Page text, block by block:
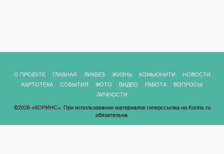
О ПРОЕКТЕ ГЛАВНАЯ ЛИКБЕЗ ЖИЗНЬ КОМЬЮНИТИ
НОВОСТИ
КАРТОТЕКА
СОБЫТИЯ ФОТО ВИДЕО РАБОТА
ВОПРОСЫ
ЛИЧНОСТИ
©2026 «КОРИНС». При использовании материалов гиперссылка на Korins.ru
обязательна.